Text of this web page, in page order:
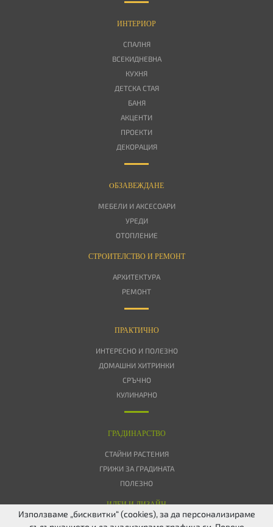
ИНТЕРИОР
СПАЛНЯ
ВСЕКИДНЕВНА
КУХНЯ
ДЕТСКА СТАЯ
БАНЯ
АКЦЕНТИ
ПРОЕКТИ
ДЕКОРАЦИЯ
OБЗАВЕЖДАНЕ
МЕБЕЛИ И АКСЕСОАРИ
УРЕДИ
ОТОПЛЕНИЕ
СТРОИТЕЛСТВО И РЕМОНТ
АРХИТЕКТУРА
РЕМОНТ
ПРАКТИЧНО
ИНТЕРЕСНО И ПОЛЕЗНО
ДОМАШНИ ХИТРИНКИ
СРЪЧНО
КУЛИНАРНО
ГРАДИНАРСТВО
СТАЙНИ РАСТЕНИЯ
ГРИЖИ ЗА ГРАДИНАТА
ПОЛЕЗНО
ИДЕИ И ДИЗАЙН
Използваме „бисквитки“ (cookies), за да персонализираме